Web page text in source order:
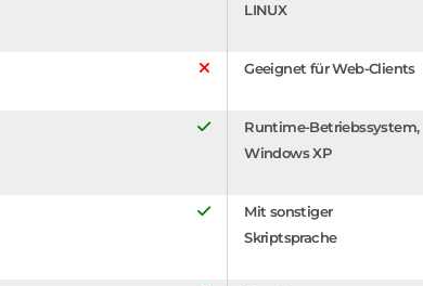
LINUX
Geeignet für Web-Clients
Runtime-Betriebssystem,
Windows XP
Mit sonstiger
Skriptsprache